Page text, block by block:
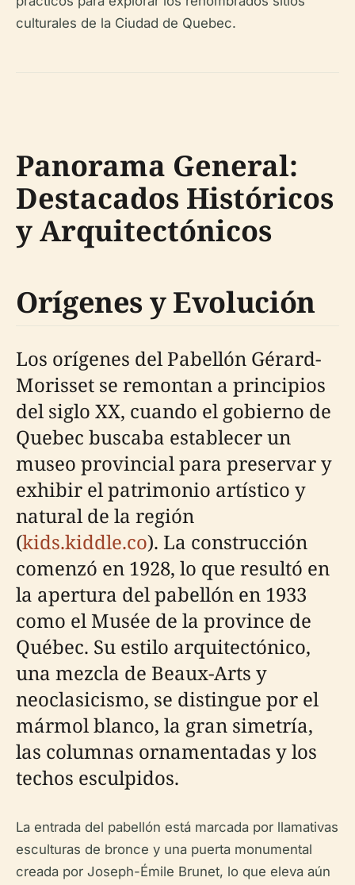
culturales de la Ciudad de Quebec.
Panorama General:
Destacados Históricos
y Arquitectónicos
Orígenes y Evolución
Los orígenes del Pabellón Gérard-
Morisset se remontan a principios
del siglo XX, cuando el gobierno de
Quebec buscaba establecer un
museo provincial para preservar y
exhibir el patrimonio artístico y
natural de la región
(kids.kiddle.co). La construcción
comenzó en 1928, lo que resultó en
la apertura del pabellón en 1933
como el Musée de la province de
Québec. Su estilo arquitectónico,
una mezcla de Beaux-Arts y
neoclasicismo, se distingue por el
mármol blanco, la gran simetría,
las columnas ornamentadas y los
techos esculpidos.
La entrada del pabellón está marcada por llamativas
esculturas de bronce y una puerta monumental
creada por Joseph-Émile Brunet, lo que eleva aún